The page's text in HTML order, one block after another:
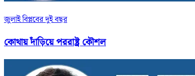
জুলাই বিপ্লবের দুই বছর
কোথায় দাঁড়িয়ে পররাষ্ট্র কৌশল